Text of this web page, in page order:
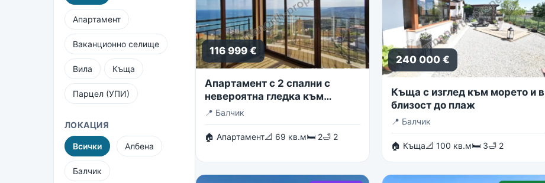
Апартамент
Ваканционно селище
Вила Къща
Парцел (УПИ)
ЛОКАЦИЯ
Всички Албена
Балчик
116 999 €
Апартамент с 2 спални с
невероятна гледка към
безкрайното море
📍 Балчик
🏠 Апартамент📐 69 кв.м🛏 2🛁 2
240 000 €
Къща с изглед към морето и в
близост до плаж
📍 Балчик
🏠 Къща📐 100 кв.м🛏 3🛁 2